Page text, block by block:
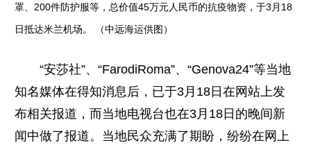
罩、200件防护服等，总价值45万元人民币的抗疫物资，于3月18
日抵达米兰机场。 （中远海运供图）
“安莎社”、“FarodiRoma”、“Genova24”等当地
知名媒体在得知消息后，已于3月18日在网站上发
布相关报道，而当地电视台也在3月18日的晚间新
闻中做了报道。当地民众充满了期盼，纷纷在网上